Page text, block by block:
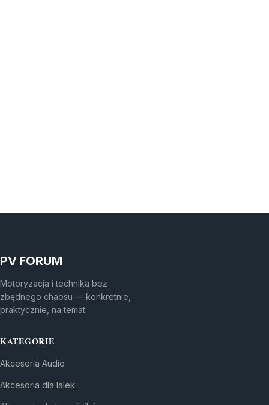
PV FORUM
Motoryzacja i technika bez
zbędnego chaosu — konkretnie,
praktycznie, na temat.
KATEGORIE
Akcesoria Audio
Akcesoria dla lalek